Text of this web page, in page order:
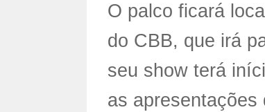
O palco ficará
do CBB, que irá
seu show terá
as apresentações